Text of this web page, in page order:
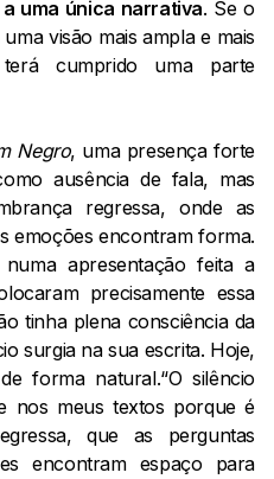
uma única narrativa. Se o
visão mais ampla e mais
cumprido uma parte
Negro, uma presença forte
ausência de fala, mas
regressa, onde as
emoções encontram forma.
apresentação feita a
precisamente essa
tinha plena consciência da
surgia na sua escrita. Hoje,
forma natural.“O silêncio
nos meus textos porque é
que as perguntas
encontram espaço para